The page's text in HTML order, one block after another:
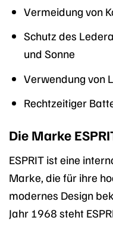
Vermeidung von
Schutz des
und Sonne
Verwendung von
Rechtzeitiger
Die Marke
ESPRIT ist eine
Marke, die für ihre
modernes Design
Jahr 1968 steht